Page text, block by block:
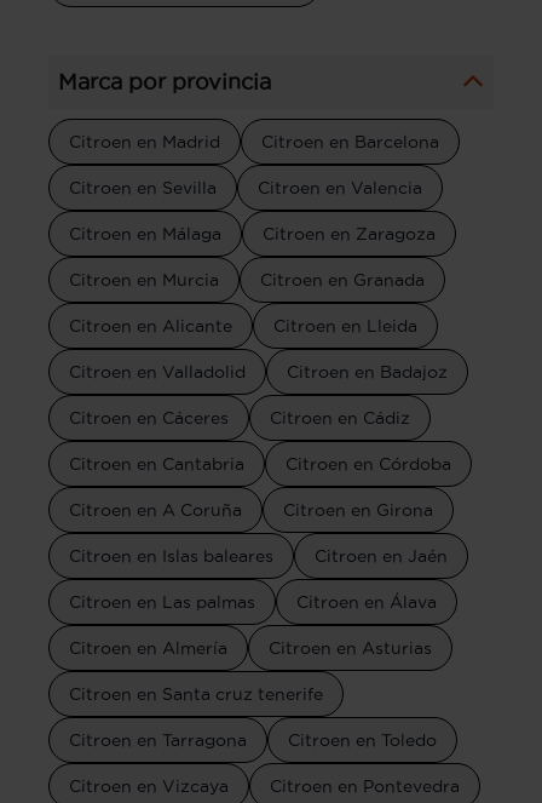
Marca por provincia
Citroen en Madrid Citroen en Barcelona
Citroen en Sevilla Citroen en Valencia
Citroen en Málaga Citroen en Zaragoza
Citroen en Murcia Citroen en Granada
Citroen en Alicante Citroen en Lleida
Citroen en Valladolid Citroen en Badajoz
Citroen en Cáceres Citroen en Cádiz
Citroen en Cantabria Citroen en Córdoba
Citroen en A Coruña Citroen en Girona
Citroen en Islas baleares Citroen en Jaén
Citroen en Las palmas Citroen en Álava
Citroen en Almería Citroen en Asturias
Citroen en Santa cruz tenerife
Citroen en Tarragona Citroen en Toledo
Citroen en Vizcaya Citroen en Pontevedra